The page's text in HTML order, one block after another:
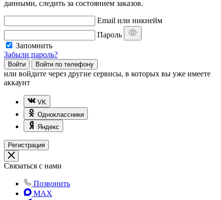
данными, следить за состоянием заказов.
Email или никнейм
Пароль
Запомнить
Забыли пароль?
Войти Войти по телефону
или войдите через другие сервисы, в которых вы уже имеете
аккаунт
VK
Одноклассники
Яндекс
Регистрация
Связаться с нами
Позвонить
MAX